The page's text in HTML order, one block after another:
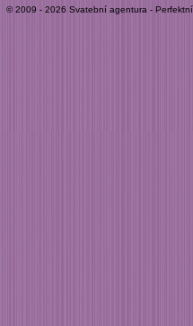
© 2009 - 2026 Svatební agentura -